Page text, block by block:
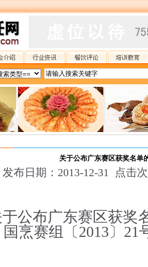
关于公布广东赛区获奖名单
布日期：2013-12-31 点击
于公布广东赛区获奖
国烹赛组〔 2013 〕 21